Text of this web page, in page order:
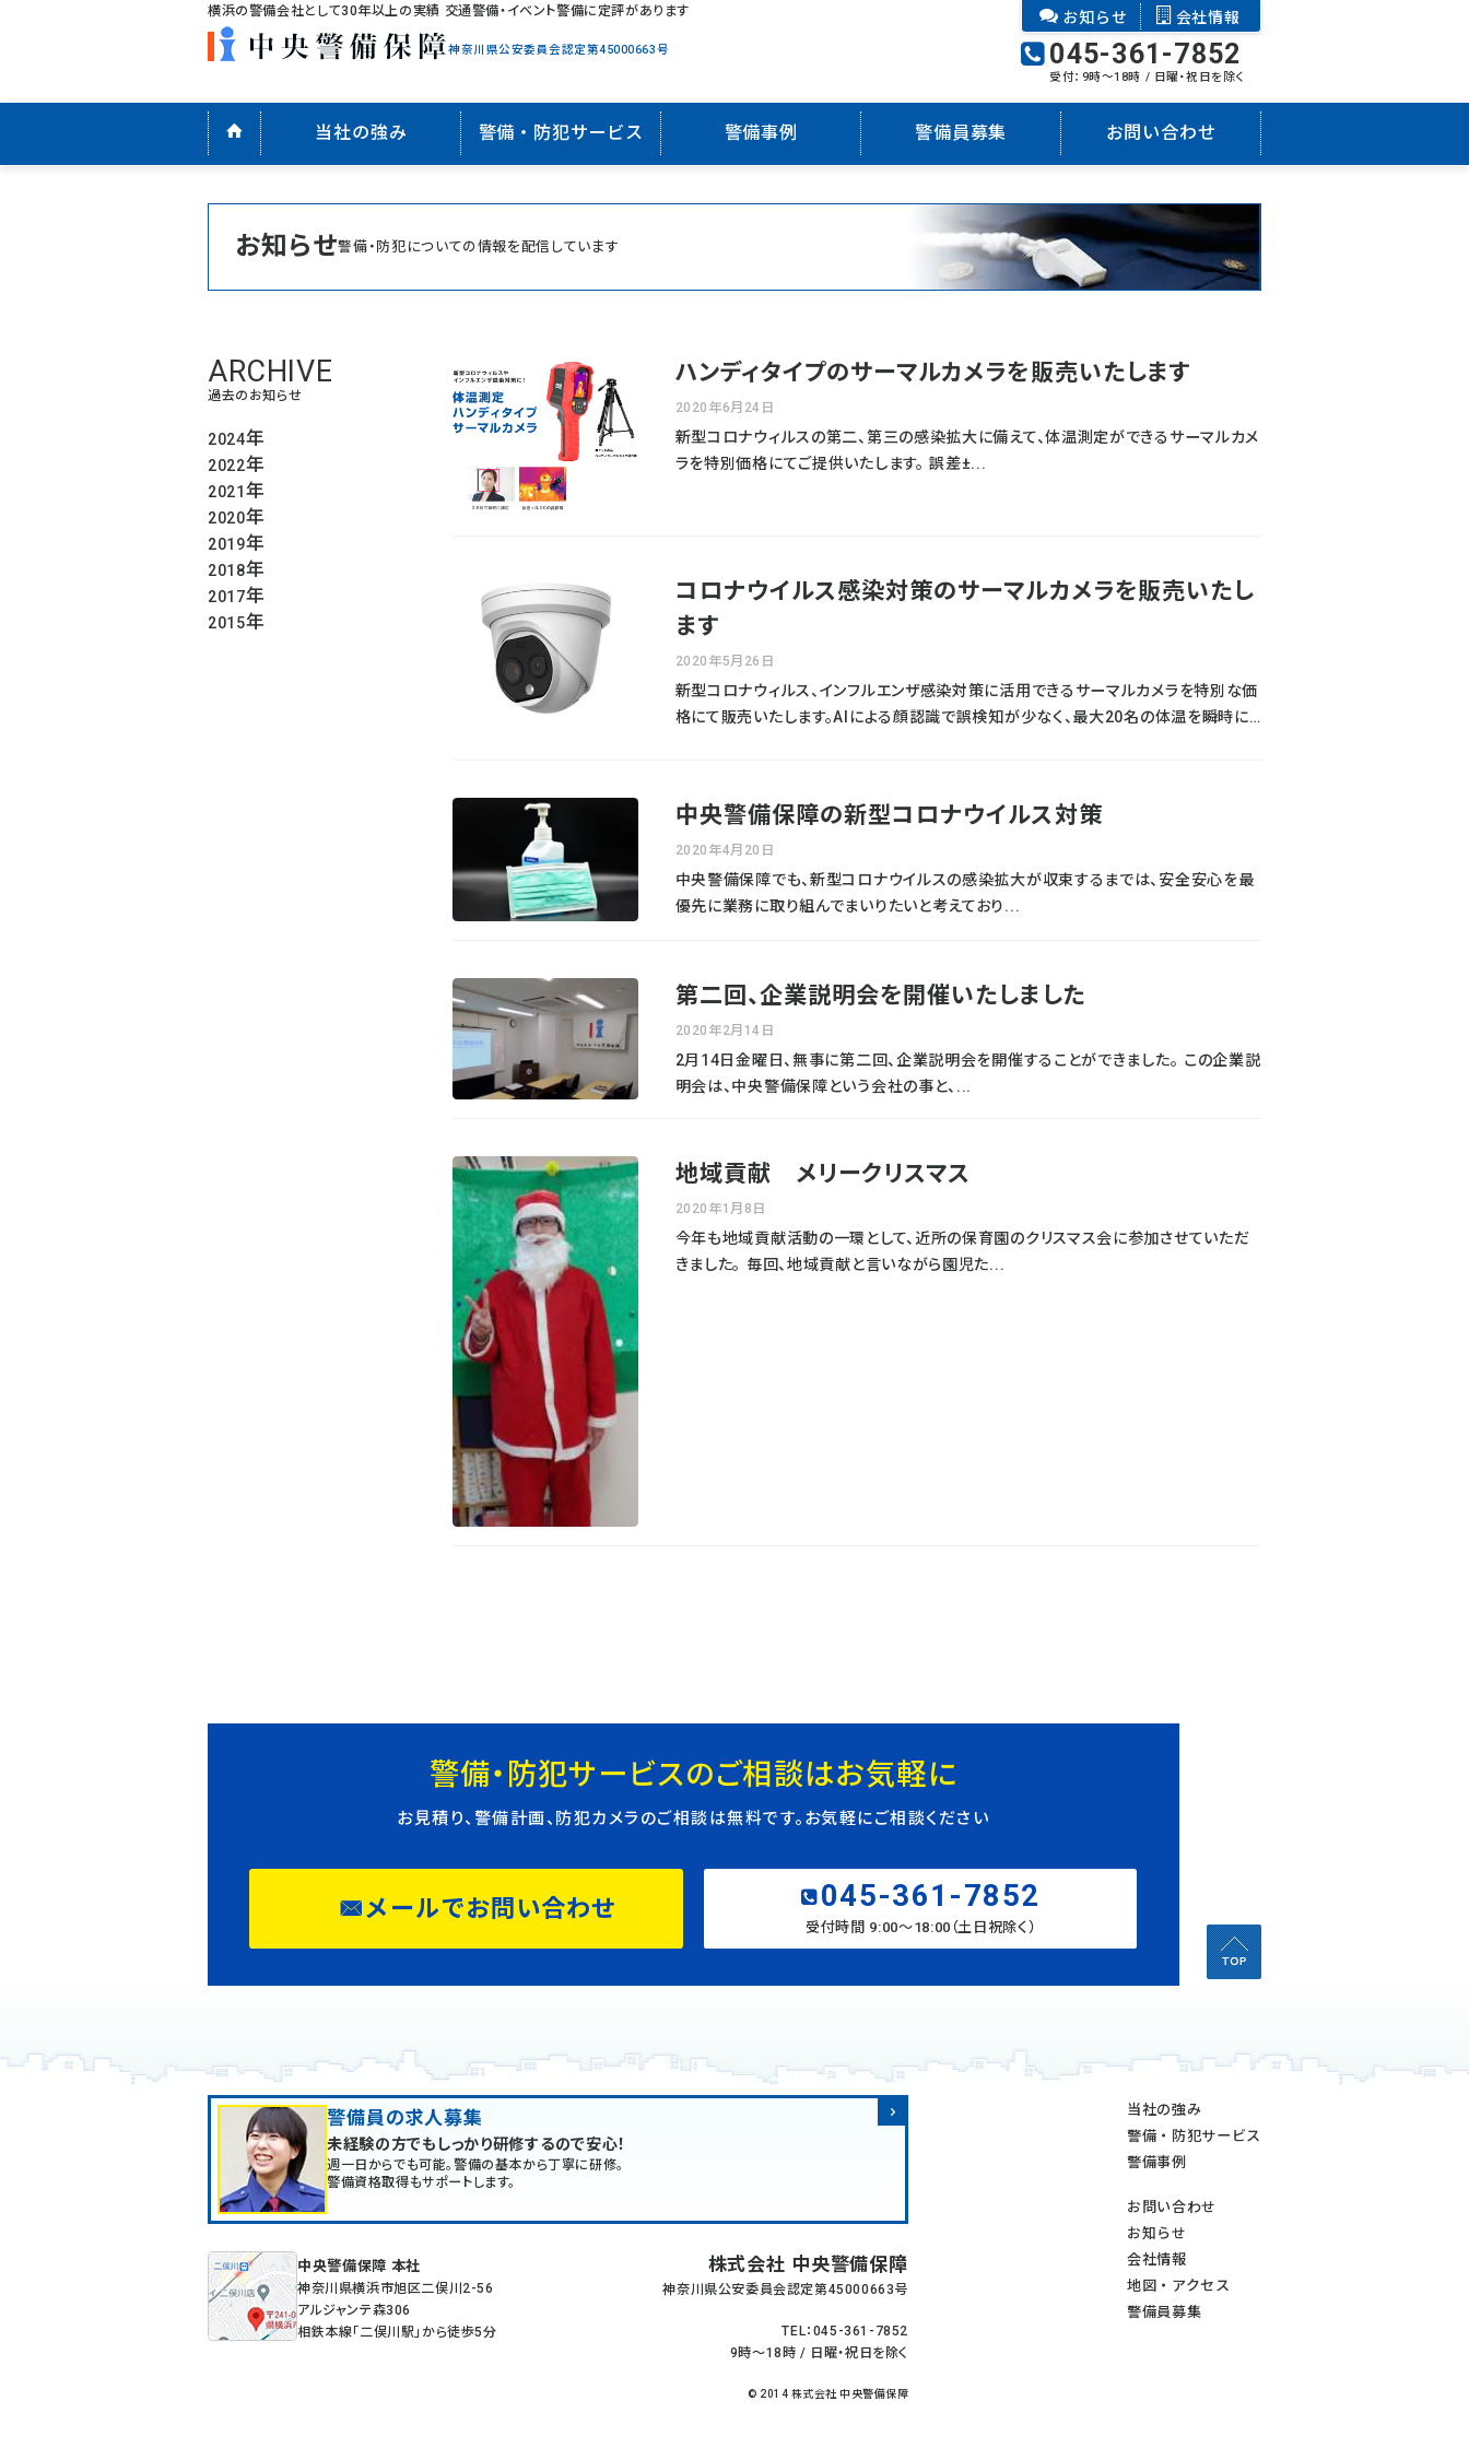
横浜の警備会社として30年以上の実績 交通警備・イベント警備に定評があります
神奈川県公安委員会認定第45000663号
お知らせ 会社情報
045-361-7852
受付：9時～18時 / 日曜・祝日を除く
当社の強み 警備・防犯サービス 警備事例 警備員募集 お問い合わせ
お知らせ警備・防犯についての情報を配信しています
過去のお知らせ
2024年
2022年
2021 年
2020年
2019年
2018年
2017年
2015年
ハンディタイプのサーマルカメラを販売いたします
2020年6月24日
新型コロナウィルスの第二、第三の感染拡大に備えて、体温測定ができるサーマルカメ
ラを特別価格にてご提供いたします。 誤差±...
コロナウイルス感染対策のサーマルカメラを販売いたし
ます
2020年5月26日
新型コロナウィルス、インフルエンザ感染対策に活用できるサーマルカメラを特別な価
格にて販売いたします。AIによる顔認識で誤検知が少なく、最大20名の体温を瞬時に
中央警備保障の新型コロナウイルス対策
2020年4月20日
中央警備保障でも、新型コロナウイルスの感染拡大が収束するまでは、安全安心を最
優先に業務に取り組んでまいりたいと考えており...
第二回、企業説明会を開催いたしました
2020年2月14日
2月14日金曜日、無事に第二回、企業説明会を開催することができました。 この企業説
明会は、中央警備保障という会社の事と、...
地域貢献 メリークリスマス
2020年1月8日
今年も地域貢献活動の一環として、近所の保育園のクリスマス会に参加させていただ
きました。 毎回、地域貢献と言いながら園児た...
警備・防犯サービスのご相談はお気軽に
お見積り、警備計画、防犯カメラのご相談は無料です。お気軽にご相談ください
メールでお問い合わせ 045-361-7852
受付時間 9:00〜18:00（土日祝除く）
警備員の求人募集
未経験の方でもしっかり研修するので安心！
週一日からでも可能。警備の基本から丁寧に研修。
警備資格取得もサポートします。
中央警備保障 本社
神奈川県横浜市旭区二俣川2-56
アルジャンテ森306
相鉄本線「二俣川駅」から徒歩5分
株式会社 中央警備保障
神奈川県公安委員会認定第45000663号
TEL：045-361-7852
9時～18時 / 日曜・祝日を除く
© 2014 株式会社 中央警備保障
当社の強み
警備・防犯サービス
警備事例
お問い合わせ
お知らせ
会社情報
地図・アクセス
警備員募集